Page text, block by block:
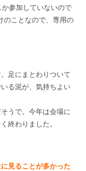
参加していないので
のことなので、専用の
足にまとわりついて
る泥が、気持ちよい
うで。今年は会場に
終わりました。
見ることが多かった